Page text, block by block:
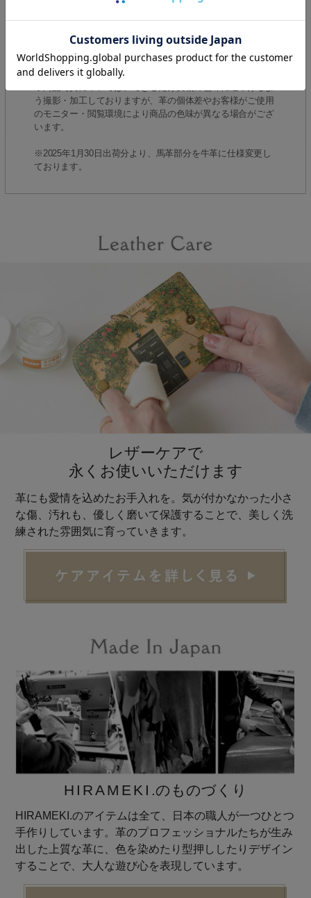
ございます。それが革の特性であり、風合い・味わいですの
で、その旨ご了承くださいませ。
≫HIRAMEKI.で使用している革についてはこちら
≫レザーケアについてはこちら
う撮影・加工しておりますが、革の個体差やお客様がご使用
のモニター・閲覧環境により商品の色味が異なる場合がござ
います。
※2025年1月30日出荷分より、馬革部分を牛革に仕様変更し
ております。
レザーケアで
永くお使いいただけます
革にも愛情を込めたお手入れを。気が付かなかった小さ
な傷、汚れも、優しく磨いて保護することで、美しく洗
練された雰囲気に育っていきます。
HIRAMEKI .のものづくり
HIRAMEKI.のアイテムは全て、日本の職人が一つひとつ
手作りしています。革のプロフェッショナルたちが生み
出した上質な革に、色を染めたり型押ししたりデザイン
することで、大人な遊び心を表現しています。